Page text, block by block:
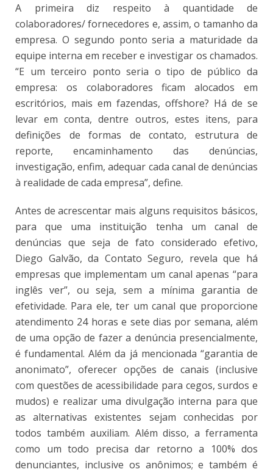
A primeira diz respeito à quantidade de
colaboradores/ fornecedores e, assim, o tamanho da
empresa. O segundo ponto seria a maturidade da
equipe interna em receber e investigar os chamados.
“E um terceiro ponto seria o tipo de público da
empresa: os colaboradores ficam alocados em
escritórios, mais em fazendas, offshore? Há de se
levar em conta, dentre outros, estes itens, para
definições de formas de contato, estrutura de
reporte, encaminhamento das denúncias,
investigação, enfim, adequar cada canal de denúncias
à realidade de cada empresa”, define.
Antes de acrescentar mais alguns requisitos básicos,
para que uma instituição tenha um canal de
denúncias que seja de fato considerado efetivo,
Diego Galvão, da Contato Seguro, revela que há
empresas que implementam um canal apenas “para
inglês ver”, ou seja, sem a mínima garantia de
efetividade. Para ele, ter um canal que proporcione
atendimento 24 horas e sete dias por semana, além
de uma opção de fazer a denúncia presencialmente,
é fundamental. Além da já mencionada “garantia de
anonimato”, oferecer opções de canais (inclusive
com questões de acessibilidade para cegos, surdos e
mudos) e realizar uma divulgação interna para que
as alternativas existentes sejam conhecidas por
todos também auxiliam. Além disso, a ferramenta
como um todo precisa dar retorno a 100% dos
denunciantes, inclusive os anônimos; e também é